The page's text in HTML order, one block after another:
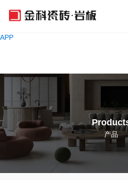
好色先生APP免费下载,好色先生污软件,
APP
产品